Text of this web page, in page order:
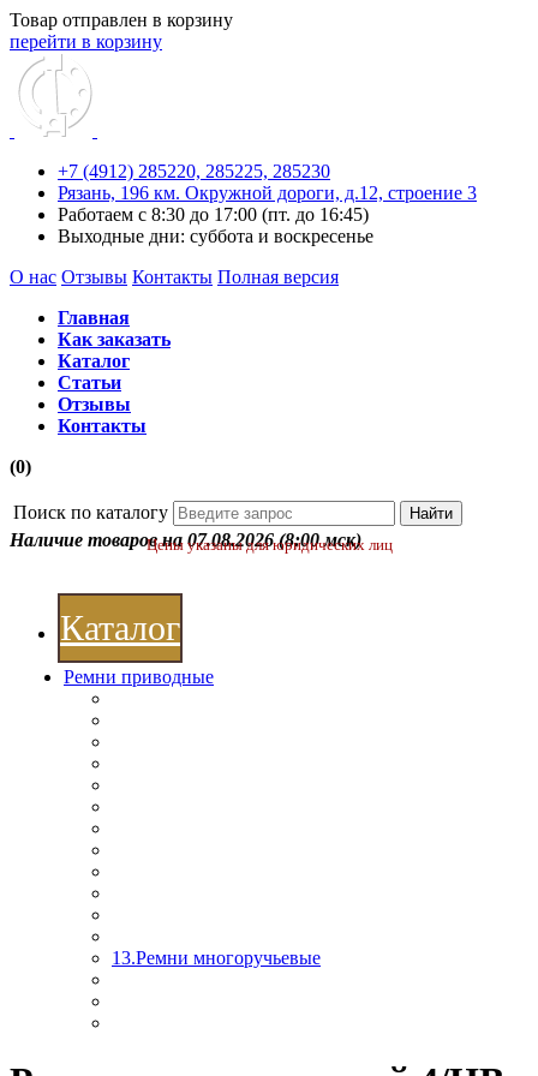
Товар отправлен в корзину
перейти в корзину
+7 (4912) 285220, 285225, 285230
Рязань, 196 км. Окружной дороги, д.12, строение 3
Работаем с 8:30 до 17:00 (пт. до 16:45)
Выходные дни: суббота и воскресенье
О нас Отзывы Контакты Полная версия
Главная
Как заказать
Каталог
Статьи
Отзывы
Контакты
(0)
Поиск по каталогу
Наличие товаров на 07.08.2026 (8:00 мск)
Цены указаны для юридических лиц
Каталог
Ремни приводные
13.Ремни многоручьевые